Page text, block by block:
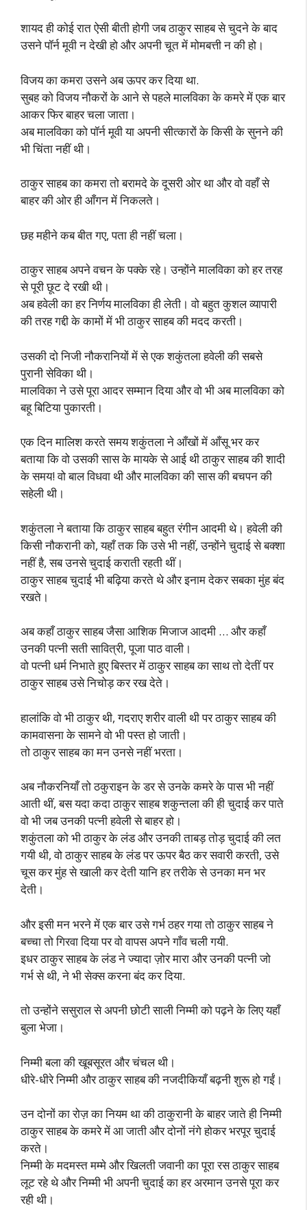
शायद ही कोई रात ऐसी बीती होगी जब ठाकुर साहब से चुदने के बाद
उसने पॉर्न मूवी न देखी हो और अपनी चूत में मोमबत्ती न की हो।
विजय का कमरा उसने अब ऊपर कर दिया था.
सुबह को विजय नौकरों के आने से पहले मालविका के कमरे में एक बार
आकर फिर बाहर चला जाता।
अब मालविका को पॉर्न मूवी या अपनी सीत्कारों के किसी के सुनने की
भी चिंता नहीं थी।
ठाकुर साहब का कमरा तो बरामदे के दूसरी ओर था और वो वहाँ से
बाहर की ओर ही आँगन में निकलते।
छह महीने कब बीत गए, पता ही नहीं चला।
ठाकुर साहब अपने वचन के पक्के रहे। उन्होंने मालविका को हर तरह
से पूरी छूट दे रखी थी।
अब हवेली का हर निर्णय मालविका ही लेती। वो बहुत कुशल व्यापारी
की तरह गद्दी के कामों में भी ठाकुर साहब की मदद करती।
उसकी दो निजी नौकरानियों में से एक शकुंतला हवेली की सबसे
पुरानी सेविका थी।
मालविका ने उसे पूरा आदर सम्मान दिया और वो भी अब मालविका को
बहू बिटिया पुकारती।
एक दिन मालिश करते समय शकुंतला ने आँखों में आँसू भर कर
बताया कि वो उसकी सास के मायके से आई थी ठाकुर साहब की शादी
के समय! वो बाल विधवा थी और मालविका की सास की बचपन की
सहेली थी।
शकुंतला ने बताया कि ठाकुर साहब बहुत रंगीन आदमी थे। हवेली की
किसी नौकरानी को, यहाँ तक कि उसे भी नहीं, उन्होंने चुदाई से बक्शा
नहीं है, सब उनसे चुदाई कराती रहती थीं।
ठाकुर साहब चुदाई भी बढ़िया करते थे और इनाम देकर सबका मुंह बंद
रखते।
अब कहाँ ठाकुर साहब जैसा आशिक मिजाज आदमी … और कहाँ
उनकी पत्नी सती सावित्री, पूजा पाठ वाली।
वो पत्नी धर्म निभाते हुए बिस्तर में ठाकुर साहब का साथ तो देतीं पर
ठाकुर साहब उसे निचोड़ कर रख देते।
हालांकि वो भी ठाकुर थी, गदराए शरीर वाली थी पर ठाकुर साहब की
कामवासना के सामने वो भी पस्त हो जाती।
तो ठाकुर साहब का मन उनसे नहीं भरता।
अब नौकरनियाँ तो ठकुराइन के डर से उनके कमरे के पास भी नहीं
आती थीं, बस यदा कदा ठाकुर साहब शकुन्तला की ही चुदाई कर पाते
वो भी जब उनकी पत्नी हवेली से बाहर हो।
शकुंतला को भी ठाकुर के लंड और उनकी ताबड़ तोड़ चुदाई की लत
गयी थी, वो ठाकुर साहब के लंड पर ऊपर बैठ कर सवारी करती, उसे
चूस कर मुंह से खाली कर देती यानि हर तरीके से उनका मन भर
देती।
और इसी मन भरने में एक बार उसे गर्भ ठहर गया तो ठाकुर साहब ने
बच्चा तो गिरवा दिया पर वो वापस अपने गाँव चली गयी.
इधर ठाकुर साहब के लंड ने ज्यादा ज़ोर मारा और उनकी पत्नी जो
गर्भ से थी, ने भी सेक्स करना बंद कर दिया.
तो उन्होंने ससुराल से अपनी छोटी साली निम्मी को पढ़ने के लिए यहाँ
बुला भेजा।
निम्मी बला की खूबसूरत और चंचल थी।
धीरे-धीरे निम्मी और ठाकुर साहब की नजदीकियाँ बढ़नी शुरू हो गईं।
उन दोनों का रोज़ का नियम था की ठाकुरानी के बाहर जाते ही निम्मी
ठाकुर साहब के कमरे में आ जाती और दोनों नंगे होकर भरपूर चुदाई
करते।
निम्मी के मदमस्त मम्मे और खिलती जवानी का पूरा रस ठाकुर साहब
लूट रहे थे और निम्मी भी अपनी चुदाई का हर अरमान उनसे पूरा कर
रही थी।